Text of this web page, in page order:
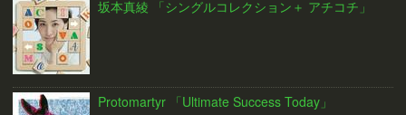
坂本真綾 「シングルコレクション＋ アチコチ」
Protomartyr 「Ultimate Success Today」